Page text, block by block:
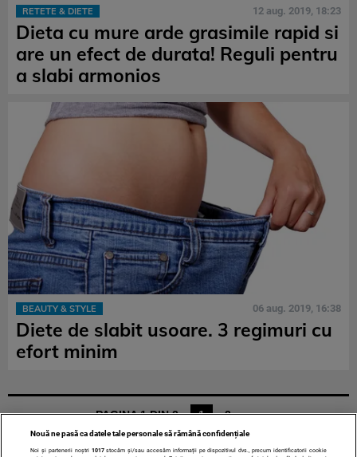
RETETE & DIETE 12 aug. 2019, 18:23
Dieta cu mure arde grasimile rapid si
are un efect de durata! Reguli pentru
a slabi armonios
BEAUTY & STYLE 06 aug. 2019, 16:38
Diete de slabit usoare. 3 regimuri cu
efort minim
PAGINA 1 DIN 2 1 2 »
Nouă ne pasă ca datele tale personale să rămână confidențiale
Noi și partenerii noștri 1017stocăm și/sau accesăm informații pe dispozitivul dvs., precum identificatorii cookie